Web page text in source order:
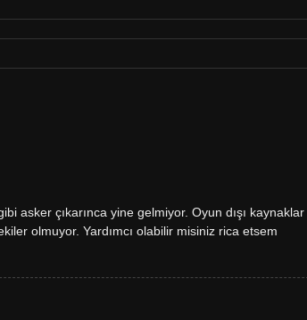
asker çıkarınca yine gelmiyor. Oyun dışı kaynaklar
olmuyor. Yardımcı olabilir misiniz rica etsem